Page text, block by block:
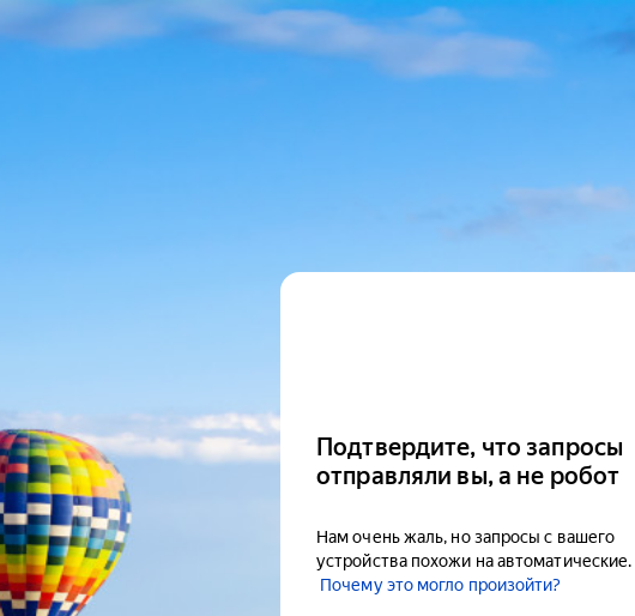
Подтвердите, что запросы
отправляли вы, а не робот
Нам очень жаль, но запросы с вашего
устройства похожи на автоматические.
Почему это могло произойти?